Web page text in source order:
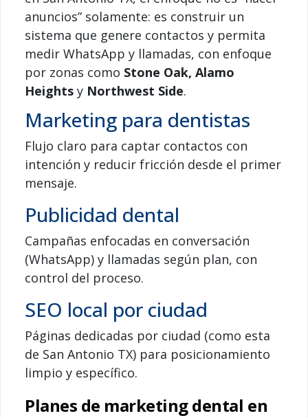
anuncios” solamente: es construir un
sistema que genere contactos y permita
medir WhatsApp y llamadas, con enfoque
por zonas como Stone Oak, Alamo
Heights y Northwest Side.
Marketing para dentistas
Flujo claro para captar contactos con
intención y reducir fricción desde el primer
mensaje.
Publicidad dental
Campañas enfocadas en conversación
(WhatsApp) y llamadas según plan, con
control del proceso.
SEO local por ciudad
Páginas dedicadas por ciudad (como esta
de San Antonio TX) para posicionamiento
limpio y específico.
Planes de marketing dental en